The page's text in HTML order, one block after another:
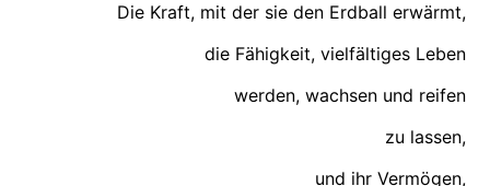
Die Kraft, mit der sie den Erdball erwärmt,
die Fähigkeit, vielfältiges Leben
werden, wachsen und reifen
zu lassen,
und ihr Vermögen,